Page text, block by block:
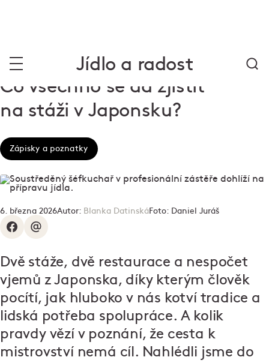
Jídlo a radost
Co všechno se dá zjistit
na stáži v Japonsku?
Zápisky a poznatky
6. března 2026Autor: Blanka DatinskáFoto: Daniel Juráš
Dvě stáže, dvě restaurace a nespočet
vjemů z Japonska, díky kterým člověk
pocítí, jak hluboko v nás kotví tradice a
lidská potřeba spolupráce. A kolik
pravdy vězí v poznání, že cesta k
mistrovství nemá cíl. Nahlédli jsme do